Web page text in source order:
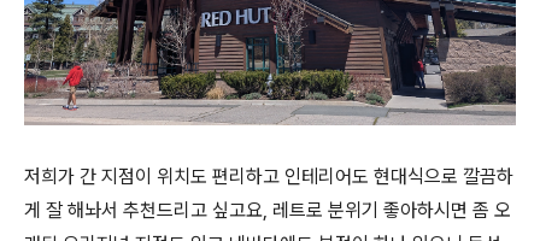
저희가 간 지점이 위치도 편리하고 인테리어도 현대식으로 깔끔하
게 잘 해놔서 추천드리고 싶고요, 레트로 분위기 좋아하시면 좀 오